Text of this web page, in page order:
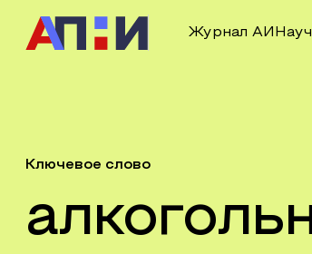
Журнал АИ
Ключевое слово